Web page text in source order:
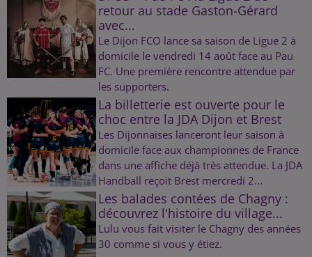
retour au stade Gaston-Gérard
avec...
Le Dijon FCO lance sa saison de Ligue 2 à
domicile le vendredi 14 août face au Pau
FC. Une première rencontre attendue par
les supporters.
La billetterie est ouverte pour le
choc entre la JDA Dijon et Brest
Les Dijonnaises lanceront leur saison à
domicile face aux championnes de France
dans une affiche déjà très attendue. La JDA
Handball reçoit Brest mercredi 2...
Les balades contées de Chagny :
découvrez l'histoire du village...
Lulu vous fait visiter le Chagny des années
30 comme si vous y étiez.